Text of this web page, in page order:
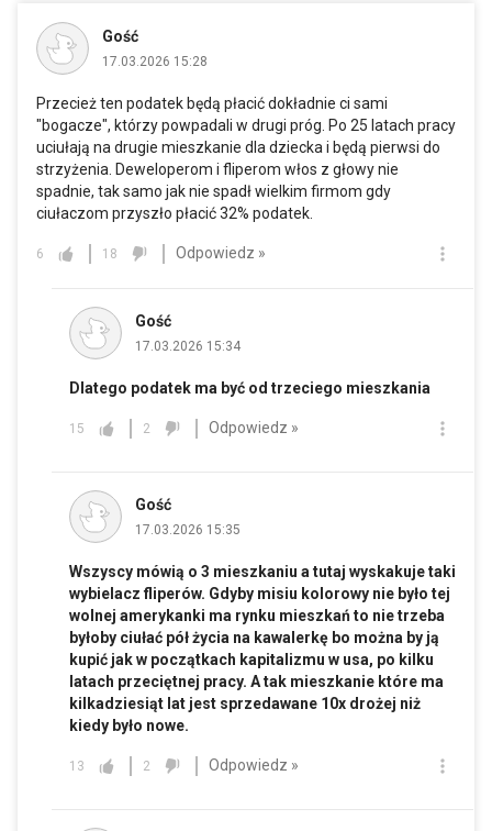
Gość
17.03.2026 15:28
Przecież ten podatek będą płacić dokładnie ci sami
"bogacze", którzy powpadali w drugi próg. Po 25 latach pracy
uciułają na drugie mieszkanie dla dziecka i będą pierwsi do
strzyżenia. Deweloperom i fliperom włos z głowy nie
spadnie, tak samo jak nie spadł wielkim firmom gdy
ciułaczom przyszło płacić 32% podatek.
6 18 Odpowiedz »
Gość
17.03.2026 15:34
Dlatego podatek ma być od trzeciego mieszkania
15 2 Odpowiedz »
Gość
17.03.2026 15:35
Wszyscy mówią o 3 mieszkaniu a tutaj wyskakuje taki
wybielacz fliperów. Gdyby misiu kolorowy nie było tej
wolnej amerykanki ma rynku mieszkań to nie trzeba
byłoby ciułać pół życia na kawalerkę bo można by ją
kupić jak w początkach kapitalizmu w usa, po kilku
latach przeciętnej pracy. A tak mieszkanie które ma
kilkadziesiąt lat jest sprzedawane 10x drożej niż
kiedy było nowe.
13 2 Odpowiedz »